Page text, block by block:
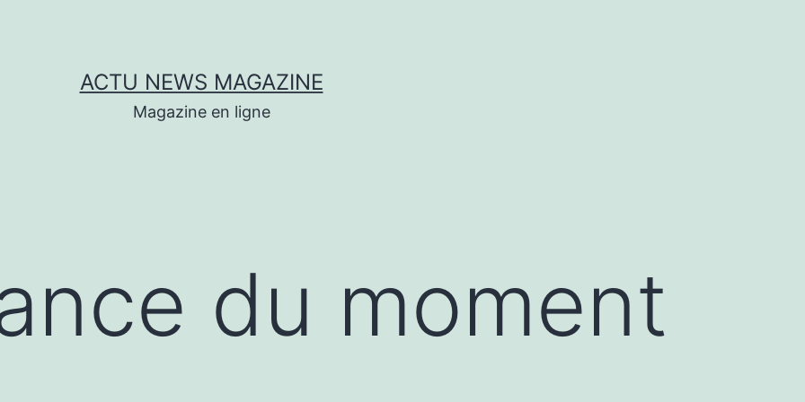
ACTU NEWS MAGAZINE
Magazine en ligne
du moment